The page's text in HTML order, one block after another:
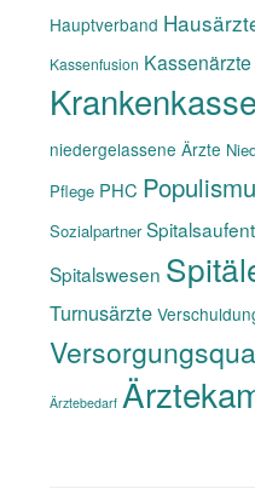
Hauptverband
Kassenfusion Kassenärzte
niedergelassene Ärzte
Pflege PHC
Sozialpartner
Spitalswesen
Turnusärzte
Ärztebedarf